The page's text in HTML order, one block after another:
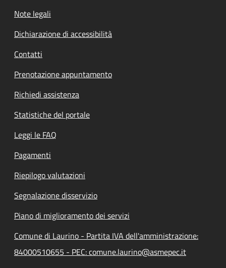
Note legali
Dichiarazione di accessibilità
Contatti
Prenotazione appuntamento
Richiedi assistenza
Statistiche del portale
Leggi le FAQ
Pagamenti
Riepilogo valutazioni
Segnalazione disservizio
Piano di miglioramento dei servizi
Comune di Laurino - Partita IVA dell'amministrazione:
84000510655 - PEC: comune.laurino@asmepec.it